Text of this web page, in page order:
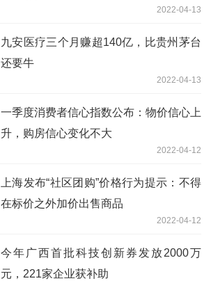
2022-04-13
九安医疗三个月赚超140亿，比贵州茅台
还要牛
2022-04-13
一季度消费者信心指数公布：物价信心上
升，购房信心变化不大
2022-04-12
上海发布“社区团购”价格行为提示：不得
在标价之外加价出售商品
2022-04-12
今年广西首批科技创新券发放2000万
元，221家企业获补助